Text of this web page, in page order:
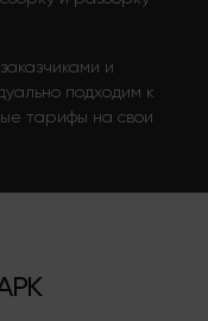
и
подходим к
тарифы на свои